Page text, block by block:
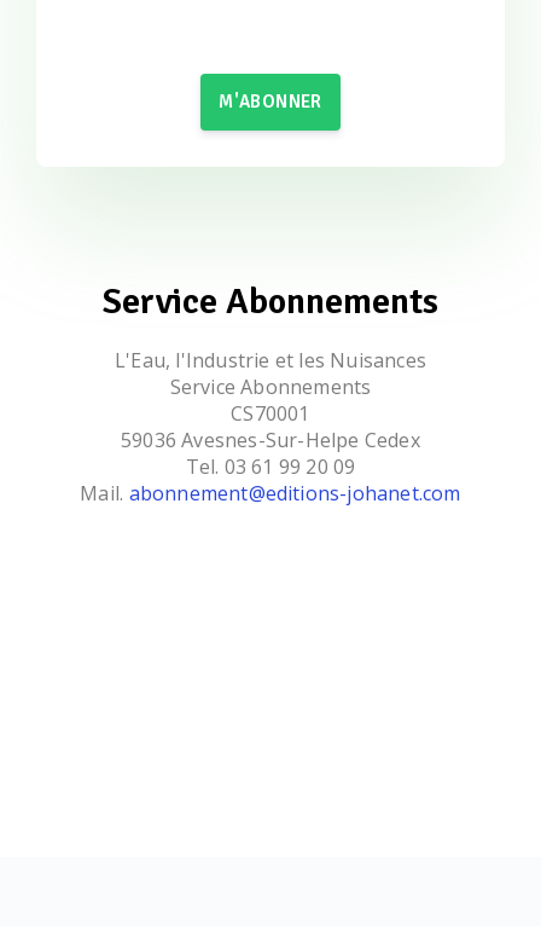
M'ABONNER
Service Abonnements
L'Eau, l'Industrie et les Nuisances
Service Abonnements
CS70001
59036 Avesnes-Sur-Helpe Cedex
Tel. 03 61 99 20 09
Mail. abonnement@editions-johanet.com